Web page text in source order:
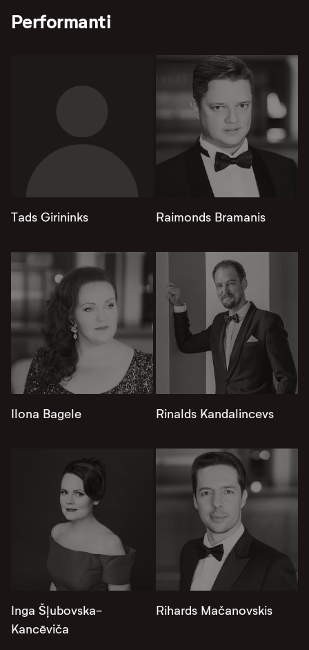
Performanti
Tads Girininks Raimonds Bramanis
Ilona Bagele Rinalds Kandalincevs
Inga Šļubovska-
Kancēviča
Rihards Mačanovskis